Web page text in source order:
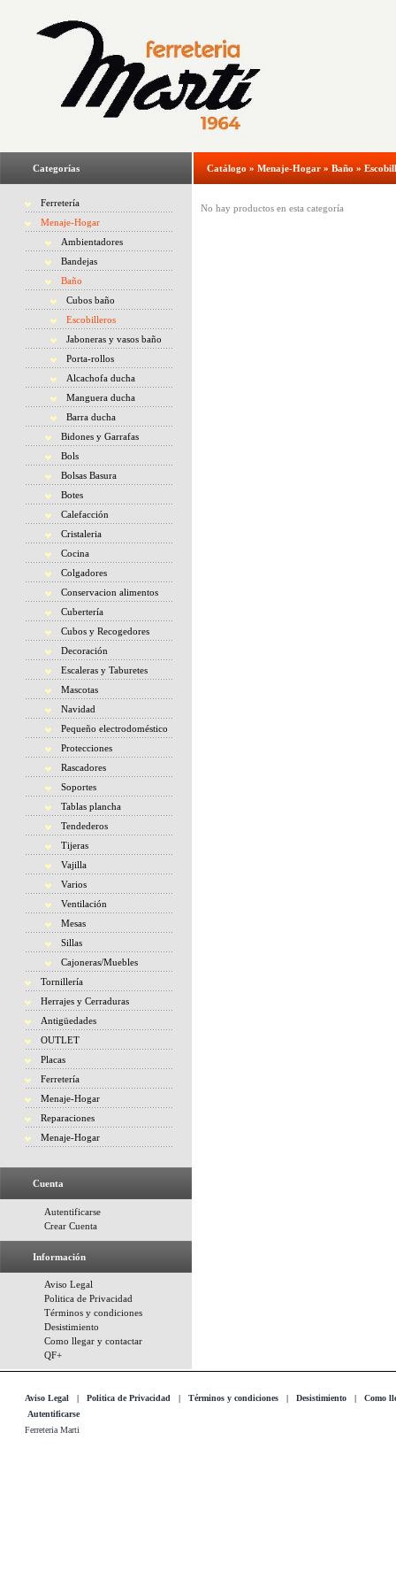
Categorías
Ferretería
Menaje-Hogar
Ambientadores
Bandejas
Baño
Cubos baño
Escobilleros
Jaboneras y vasos baño
Porta-rollos
Alcachofa ducha
Manguera ducha
Barra ducha
Bidones y Garrafas
Bols
Bolsas Basura
Botes
Calefacción
Cristaleria
Cocina
Colgadores
Conservacion alimentos
Cubertería
Cubos y Recogedores
Decoración
Escaleras y Taburetes
Mascotas
Navidad
Pequeño electrodoméstico
Protecciones
Rascadores
Soportes
Tablas plancha
Tendederos
Tijeras
Vajilla
Varios
Ventilación
Mesas
Sillas
Cajoneras/Muebles
Tornillería
Herrajes y Cerraduras
Antigüedades
OUTLET
Placas
Ferretería
Menaje-Hogar
Reparaciones
Menaje-Hogar
Cuenta
Autentificarse
Crear Cuenta
Información
Aviso Legal
Politica de Privacidad
Términos y condiciones
Desistimiento
Como llegar y contactar
QF+
Catálogo » Menaje-Hogar » Baño »
No hay productos en esta categoría
Aviso Legal | Politica de Privacidad | Términos y condiciones | Desistimiento | Como
Autentificarse
Ferreteria Marti